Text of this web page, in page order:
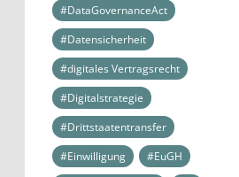
#DataGovernanceAct
#Datensicherheit
#digitales Vertragsrecht
#Digitalstrategie
#Drittstaatentransfer
#Einwilligung
#EuGH